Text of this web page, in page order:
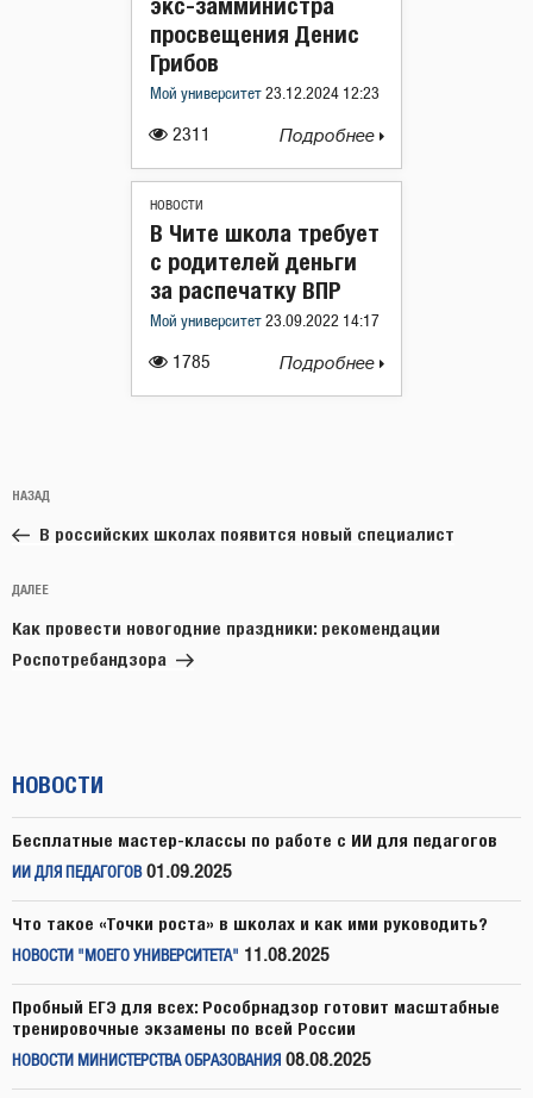
2311
просвещения Денис
Грибов
Мой университет 23.12.2024 12:23
Подробнее
НОВОСТИ
1785
В Чите школа требует
с родителей деньги
за распечатку ВПР
Мой университет 23.09.2022 14:17
Подробнее
по
записям
Предыдущая
запись:
НАЗАД
В российских школах появится новый специалист
Следующая
запись
ДАЛЕЕ
Как провести новогодние праздники: рекомендации
Роспотребандзора
НОВОСТИ
Бесплатные мастер-классы по работе с ИИ для педагогов
ИИ ДЛЯ ПЕДАГОГОВ 01.09.2025
Что такое «Точки роста» в школах и как ими руководить?
НОВОСТИ "МОЕГО УНИВЕРСИТЕТА" 11.08.2025
Пробный ЕГЭ для всех: Рособрнадзор готовит масштабные
тренировочные экзамены по всей России
НОВОСТИ МИНИСТЕРСТВА ОБРАЗОВАНИЯ 08.08.2025